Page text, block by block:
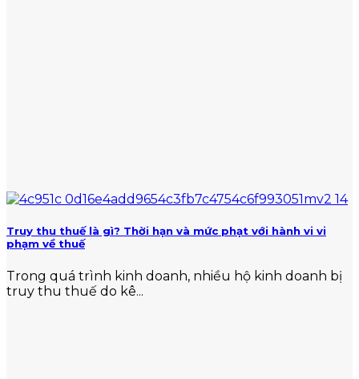
Truy thu thuế là gì? Thời hạn và mức phạt với hành vi vi
phạm về thuế
Trong quá trình kinh doanh, nhiều hộ kinh doanh bị
truy thu thuế do kê...